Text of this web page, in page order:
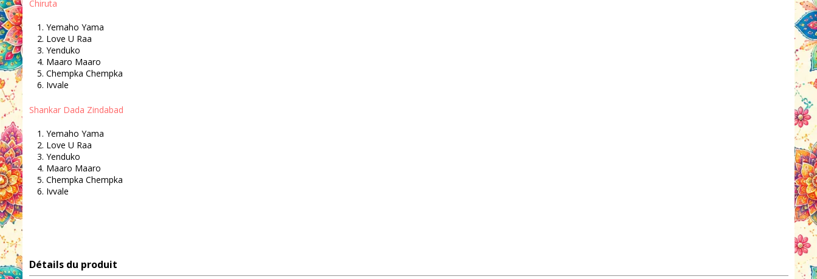
Chiruta
Yemaho Yama
Love U Raa
Yenduko
Maaro Maaro
Chempka Chempka
Ivvale
Shankar Dada Zindabad
Yemaho Yama
Love U Raa
Yenduko
Maaro Maaro
Chempka Chempka
Ivvale
Détails du produit